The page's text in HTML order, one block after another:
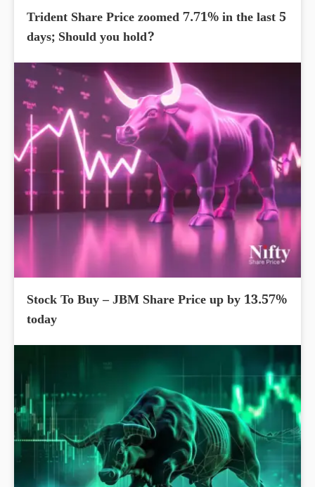
Trident Share Price zoomed 7.71% in the last 5
days; Should you hold?
Stock To Buy – JBM Share Price up by 13.57%
today